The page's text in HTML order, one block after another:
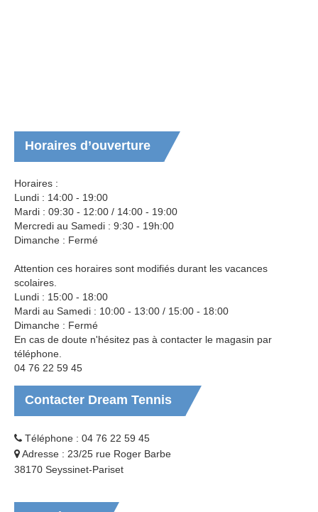
Horaires d’ouverture
Horaires :
Lundi : 14:00 - 19:00
Mardi : 09:30 - 12:00 / 14:00 - 19:00
Mercredi au Samedi : 9:30 - 19h:00
Dimanche : Fermé
Attention ces horaires sont modifiés durant les vacances
scolaires.
Lundi : 15:00 - 18:00
Mardi au Samedi : 10:00 - 13:00 / 15:00 - 18:00
Dimanche : Fermé
En cas de doute n'hésitez pas à contacter le magasin par
téléphone.
04 76 22 59 45
Contacter Dream Tennis
Téléphone : 04 76 22 59 45
Adresse : 23/25 rue Roger Barbe
38170 Seyssinet-Pariset